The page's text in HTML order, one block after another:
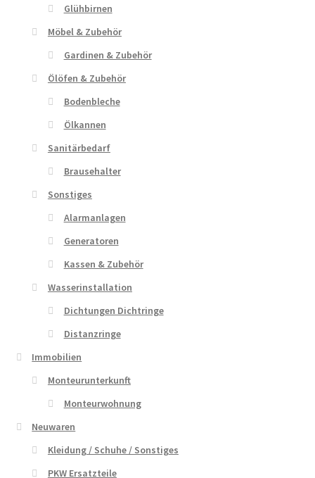
Glühbirnen
Möbel & Zubehör
Gardinen & Zubehör
Ölöfen & Zubehör
Bodenbleche
Ölkannen
Sanitärbedarf
Brausehalter
Sonstiges
Alarmanlagen
Generatoren
Kassen & Zubehör
Wasserinstallation
Dichtungen Dichtringe
Distanzringe
Immobilien
Monteurunterkunft
Monteurwohnung
Neuwaren
Kleidung / Schuhe / Sonstiges
PKW Ersatzteile